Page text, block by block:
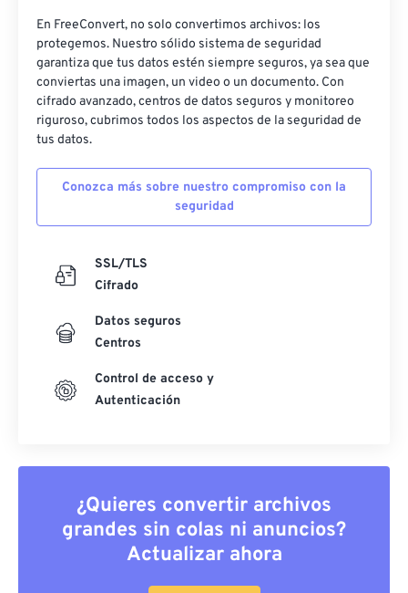
En FreeConvert, no solo convertimos archivos: los
protegemos. Nuestro sólido sistema de seguridad
garantiza que tus datos estén siempre seguros, ya sea que
conviertas una imagen, un video o un documento. Con
cifrado avanzado, centros de datos seguros y monitoreo
riguroso, cubrimos todos los aspectos de la seguridad de
tus datos.
Conozca más sobre nuestro compromiso con la
seguridad
SSL/TLS
Cifrado
Datos seguros
Centros
Control de acceso y
Autenticación
¿Quieres convertir archivos
grandes sin colas ni anuncios?
Actualizar ahora